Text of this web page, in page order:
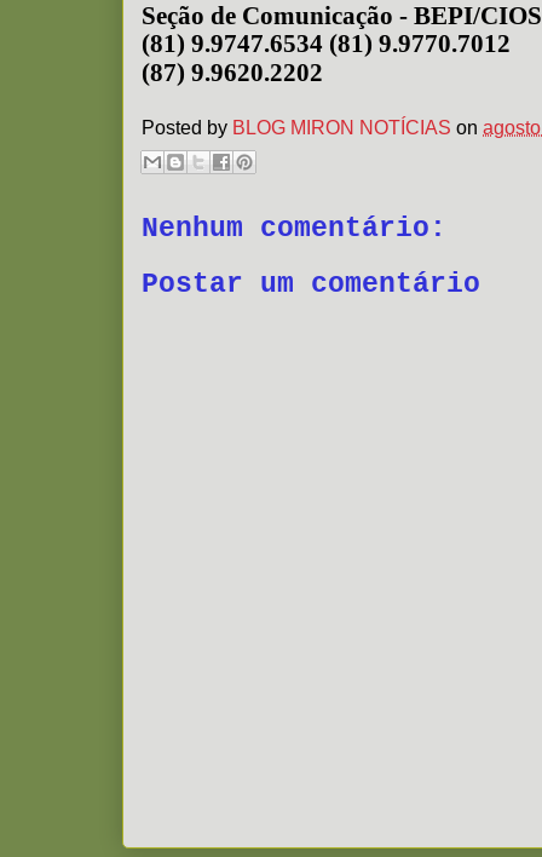
Seção de Comunicação - BEPI/
(81) 9.9747.6534 (81) 9.9770.7012
(87) 9.9620.2202
Posted by BLOG MIRON NOTÍCIAS on
Nenhum comentário:
Postar um comentário